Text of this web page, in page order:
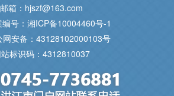
邮箱：hjszf@163.com
编号：湘ICP备10004460号-1
网安备：43128102000103号
标识码：4312810037